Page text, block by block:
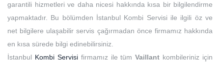
garantili hizmetleri ve daha nicesi hakkında kısa bir bilgilendirme
yapmaktadır. Bu bölümden İstanbul Kombi Servisi ile ilgili öz ve
net bilgilere ulaşabilir servis çağırmadan önce firmamız hakkında
en kısa sürede bilgi edinebilirsiniz.
İstanbul Kombi Servisi firmamız ile tümVaillant kombileriniz için